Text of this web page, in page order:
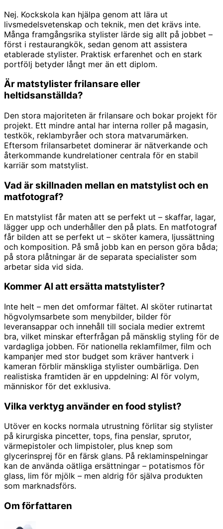
Nej. Kockskola kan hjälpa genom att lära ut
livsmedelsvetenskap och teknik, men det krävs inte.
Många framgångsrika stylister lärde sig allt på jobbet –
först i restaurangkök, sedan genom att assistera
etablerade stylister. Praktisk erfarenhet och en stark
portfölj betyder långt mer än ett diplom.
Är matstylister frilansare eller
heltidsanställda?
Den stora majoriteten är frilansare och bokar projekt för
projekt. Ett mindre antal har interna roller på magasin,
testkök, reklambyråer och stora matvarumärken.
Eftersom frilansarbetet dominerar är nätverkande och
återkommande kundrelationer centrala för en stabil
karriär som matstylist.
Vad är skillnaden mellan en matstylist och en
matfotograf?
En matstylist får maten att se perfekt ut – skaffar, lagar,
lägger upp och underhåller den på plats. En matfotograf
får bilden att se perfekt ut – sköter kamera, ljussättning
och komposition. På små jobb kan en person göra båda;
på stora plåtningar är de separata specialister som
arbetar sida vid sida.
Kommer AI att ersätta matstylister?
Inte helt – men det omformar fältet. AI sköter rutinartat
högvolymsarbete som menybilder, bilder för
leveransappar och innehåll till sociala medier extremt
bra, vilket minskar efterfrågan på mänsklig styling för de
vardagliga jobben. För nationella reklamfilmer, film och
kampanjer med stor budget som kräver hantverk i
kameran förblir mänskliga stylister oumbärliga. Den
realistiska framtiden är en uppdelning: AI för volym,
människor för det exklusiva.
Vilka verktyg använder en food stylist?
Utöver en kocks normala utrustning förlitar sig stylister
på kirurgiska pincetter, tops, fina penslar, sprutor,
värmepistoler och limpistoler, plus knep som
glycerinsprej för en färsk glans. På reklaminspelningar
kan de använda oätliga ersättningar – potatismos för
glass, lim för mjölk – men aldrig för själva produkten
som marknadsförs.
Om författaren